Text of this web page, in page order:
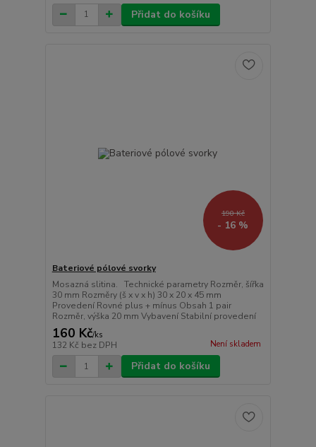
Přidat do košíku
190 Kč
- 16 %
Bateriové pólové svorky
Mosazná slitina. Technické parametry Rozměr, šířka
30 mm Rozměry (š x v x h) 30 x 20 x 45 mm
Provedení Rovné plus + mínus Obsah 1 pair
Rozměr, výška 20 mm Vybavení Stabilní provedení
160 Kč/ks
132 Kč bez DPH Není skladem
Přidat do košíku